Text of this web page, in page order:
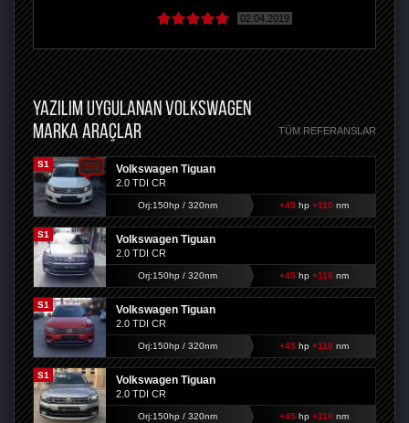
02.04.2019
YAZILIM UYGULANAN VOLKSWAGEN
MARKA ARAÇLAR
TÜM REFERANSLAR
S1 Volkswagen Tiguan
2.0 TDI CR
Orj:150hp / 320nm +45 hp+110 nm
S1 Volkswagen Tiguan
2.0 TDI CR
Orj:150hp / 320nm +45 hp+110 nm
S1 Volkswagen Tiguan
2.0 TDI CR
Orj:150hp / 320nm +45 hp+110 nm
S1 Volkswagen Tiguan
2.0 TDI CR
Orj:150hp / 320nm +45 hp+110 nm